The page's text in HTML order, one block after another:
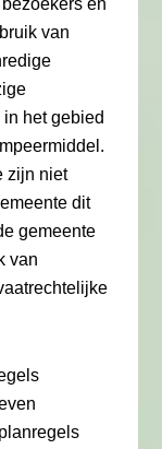
en
van
het gebied
zijn niet
dit
gemeente
van